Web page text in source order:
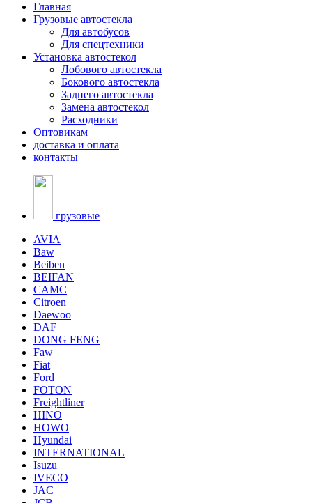
Главная
Грузовые автостекла
Для автобусов
Для спецтехники
Установка автостекол
Лобового автостекла
Бокового автостекла
Заднего автостекла
Замена автостекол
Расходники
Оптовикам
доставка и оплата
контакты
грузовые
AVIA
Baw
Beiben
BEIFAN
CAMC
Citroen
Daewoo
DAF
DONG FENG
Faw
Fiat
Ford
FOTON
Freightliner
HINO
HOWO
Hyundai
INTERNATIONAL
Isuzu
IVECO
JAC